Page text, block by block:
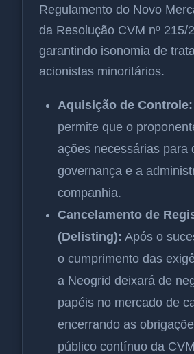
Regulamento do Novo
da Resolução CVM nº 215/
garantindo isonomia de
acionistas minoritários.
Aquisição de Controle:
permite que o
ações necessárias para
governança e a
companhia.
Cancelamento de
(Delisting): Após o
o cumprimento das
a Neogrid deixará de
papéis no mercado de
encerrando as
público contínuo da